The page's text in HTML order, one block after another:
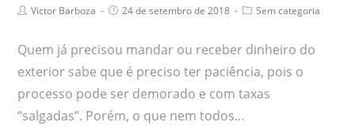
Victor Barboza 24 de setembro de 2018 Sem categoria
Quem já precisou mandar ou receber dinheiro do
exterior sabe que é preciso ter paciência, pois o
processo pode ser demorado e com taxas
“salgadas”. Porém, o que nem todos…